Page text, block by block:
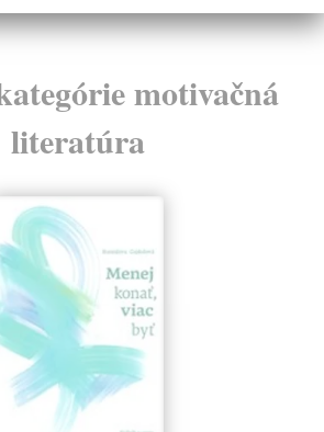
motivačná
literatúra